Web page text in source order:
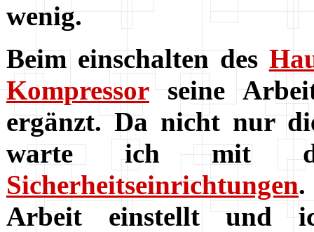
wenig.
Beim einschalten des
Kompressor seine
ergänzt. Da nicht nur
warte ich mit
Sicherheitseinrichtungen.
Arbeit einstellt und